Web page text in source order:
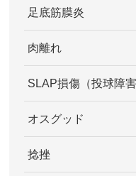
足底筋膜炎
肉離れ
SLAP損傷（投球障害
オスグッド
捻挫